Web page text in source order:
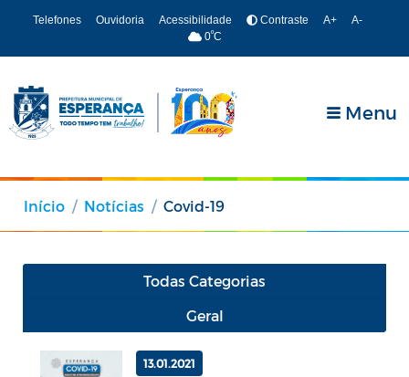
Telefones Ouvidoria Acessibilidade Contraste A+
A-
0ºC
Menu
Início Notícias Covid-19
Todas Categorias
Geral
13.01.2021